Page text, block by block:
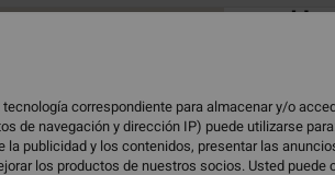
ECO-
correspondiente para almacenar y/o
de navegación y dirección IP) puede utilizarse
publicidad y los contenidos, presentar las
los productos de nuestros socios. Usted puede